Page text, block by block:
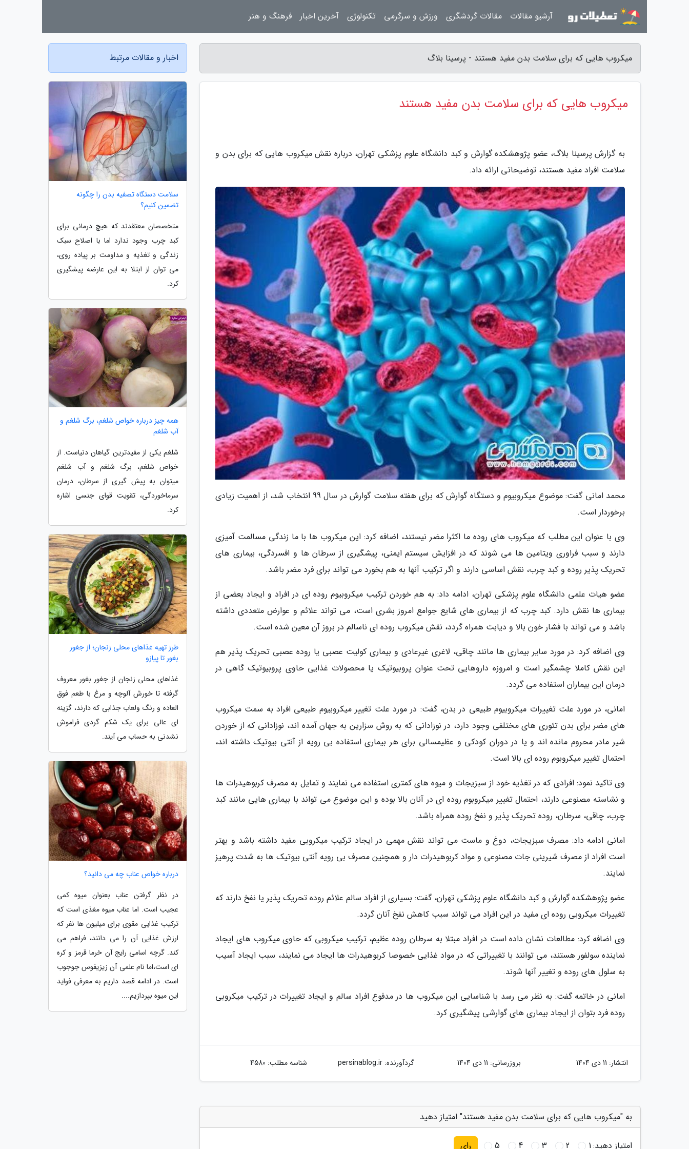
میکروب هایی که برای سلامت بدن مفید هستند - پرسینا بلاگ
میکروب هایی که برای سلامت بدن مفید هستند
به گزارش پرسینا بلاگ، عضو پژوهشکده گوارش و کبد دانشگاه علوم پزشکی تهران، درباره نقش میکروب هایی که برای بدن و
سلامت افراد مفید هستند، توضیحاتی ارائه داد.
محمد امانی گفت: موضوع میکروبیوم و دستگاه گوارش که برای هفته سلامت گوارش در سال 99 انتخاب شد، از اهمیت زیادی
برخوردار است.
وی با عنوان این مطلب که میکروب های روده ما اکثرا مضر نیستند، اضافه کرد: این میکروب ها با ما زندگی مسالمت آمیزی
دارند و سبب فراوری ویتامین ها می شوند که در افزایش سیستم ایمنی، پیشگیری از سرطان ها و افسردگی، بیماری های
تحریک پذیر روده و کبد چرب، نقش اساسی دارند و اگر ترکیب آنها به هم بخورد می تواند برای فرد مضر باشد.
عضو هیات علمی دانشگاه علوم پزشکی تهران، ادامه داد: به هم خوردن ترکیب میکروبیوم روده ای در افراد و ایجاد بعضی از
بیماری ها نقش دارد. کبد چرب که از بیماری های شایع جوامع امروز بشری است، می تواند علائم و عوارض متعددی داشته
باشد و می تواند با فشار خون بالا و دیابت همراه گردد، نقش میکروب روده ای ناسالم در بروز آن معین شده است.
وی اضافه کرد: در مورد سایر بیماری ها مانند چاقی، لاغری غیرعادی و بیماری کولیت عصبی یا روده عصبی تحریک پذیر هم
این نقش کاملا چشمگیر است و امروزه داروهایی تحت عنوان پروبیوتیک یا محصولات غذایی حاوی پروبیوتیک گاهی در
درمان این بیماران استفاده می گردد.
امانی، در مورد علت تغییرات میکروبیوم طبیعی در بدن، گفت: در مورد علت تغییر میکروبیوم طبیعی افراد به سمت میکروب
های مضر برای بدن تئوری های مختلفی وجود دارد، در نوزادانی که به روش سزارین به جهان آمده اند، نوزادانی که از خوردن
شیر مادر محروم مانده اند و یا در دوران کودکی و عظیمسالی برای هر بیماری استفاده بی رویه از آنتی بیوتیک داشته اند،
احتمال تغییر میکروبوم روده ای بالا است.
وی تاکید نمود: افرادی که در تغذیه خود از سبزیجات و میوه های کمتری استفاده می نمایند و تمایل به مصرف کربوهیدرات ها
و نشاسته مصنوعی دارند، احتمال تغییر میکروبوم روده ای در آنان بالا بوده و این موضوع می تواند با بیماری هایی مانند کبد
چرب، چاقی، سرطان، روده تحریک پذیر و نفخ روده همراه باشد.
امانی ادامه داد: مصرف سبزیجات، دوغ و ماست می تواند نقش مهمی در ایجاد ترکیب میکروبی مفید داشته باشد و بهتر
است افراد از مصرف شیرینی جات مصنوعی و مواد کربوهیدرات دار و همچنین مصرف بی رویه آنتی بیوتیک ها به شدت پرهیز
نمایند.
عضو پژوهشکده گوارش و کبد دانشگاه علوم پزشکی تهران، گفت: بسیاری از افراد سالم علائم روده تحریک پذیر یا نفخ دارند که
تغییرات میکروبی روده ای مفید در این افراد می تواند سبب کاهش نفخ آنان گردد.
وی اضافه کرد: مطالعات نشان داده است در افراد مبتلا به سرطان روده عظیم، ترکیب میکروبی که حاوی میکروب های ایجاد
نماینده سولفور هستند، می توانند با تغییراتی که در مواد غذایی خصوصا کربوهیدرات ها ایجاد می نمایند، سبب ایجاد آسیب
به سلول های روده و تغییر آنها شوند.
امانی در خاتمه گفت: به نظر می رسد با شناسایی این میکروب ها در مدفوع افراد سالم و ایجاد تغییرات در ترکیب میکروبی
روده فرد بتوان از ایجاد بیماری های گوارشی پیشگیری کرد.
انتشار: 11 دی 1404 بروزرسانی: 11 دی 1404 گردآورنده:persinablog.ir شناسه مطلب: 4580
به "میکروب هایی که برای سلامت بدن مفید هستند" امتیاز دهید
امتیاز دهید:1
2
3
4
5 رای
اخبار و مقالات مرتبط
سلامت دستگاه تصفیه بدن را چگونه
تضمین کنیم؟
متخصصان معتقدند که هیچ درمانی برای
کبد چرب وجود ندارد اما با اصلاح سبک
زندگی و تغذیه و مداومت بر پیاده روی،
می توان از ابتلا به این عارضه پیشگیری
کرد.
همه چیز درباره خواص شلغم، برگ شلغم و
آب شلغم
شلغم یکی از مفیدترین گیاهان دنیاست. از
خواص شلغم، برگ شلغم و آب شلغم
میتوان به پیش گیری از سرطان، درمان
سرماخوردگی، تقویت قوای جنسی اشاره
کرد.
طرز تهیه غذاهای محلی زنجان؛ از جغور
بغور تا پیازو
غذاهای محلی زنجان از جغور بغور معروف
گرفته تا خورش آلوچه و مرغ با طعم فوق
العاده و رنگ ولعاب جذابی که دارند، گزینه
ای عالی برای یک شکم گردی فراموش
نشدنی به حساب می آیند.
درباره خواص عناب چه می دانید؟
در نظر گرفتن عناب بعنوان میوه کمی
عجیب است. اما عناب میوه مغذی است که
ترکیب غذایی مقوی برای میلیون ها نفر که
ارزش غذایی آن را می دانند، فراهم می
کند. گرچه اسامی رایج آن خرما قرمز و کره
ای است،اما نام علمی آن زیزیفوس جوجوب
است. در ادامه قصد داریم به معرفی فواید
این میوه بپردازیم....
آرشیو مقالات مقالات گردشگری ورزش و سرگرمی تکنولوژی آخرین اخبار فرهنگ و هنر